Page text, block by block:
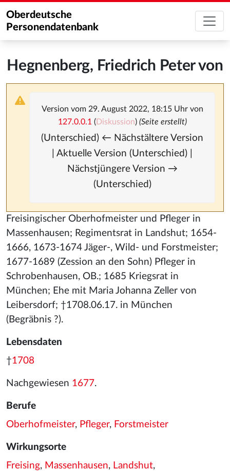
Oberdeutsche
Personendatenbank
Hegnenberg, Friedrich Peter von
Version vom 29. August 2022, 18:15 Uhr von
127.0.0.1 (Diskussion) (Seite erstellt)
(Unterschied) ← Nächstältere Version
| Aktuelle Version (Unterschied) |
Nächstjüngere Version →
(Unterschied)
Freisingischer Oberhofmeister und Pfleger in
Massenhausen; Regimentsrat in Landshut; 1654-
1666, 1673-1674 Jäger-, Wild- und Forstmeister;
1677-1689 (Zession an den Sohn) Pfleger in
Schrobenhausen, OB.; 1685 Kriegsrat in
München; Ehe mit Maria Johanna Zeller von
Leibersdorf; †1708.06.17. in München
(Begräbnis ?).
Lebensdaten
†1708
Nachgewiesen 1677.
Berufe
Oberhofmeister, Pfleger, Forstmeister
Wirkungsorte
Freising, Massenhausen, Landshut,